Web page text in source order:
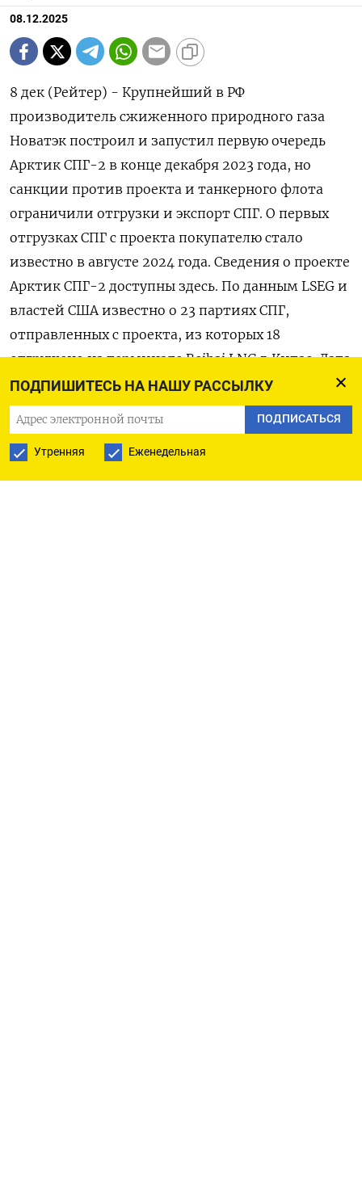
ПОДПИШИТЕСЬ НА НАШУ РАССЫЛКУ
ПОДПИСАТЬСЯ
Утренняя Еженедельная
08.12.2025
8 дек (Рейтер) - Крупнейший в РФ
производитель сжиженного природного газа
Новатэк построил и запустил первую очередь
Арктик СПГ-2 в конце декабря 2023 года, но
санкции против проекта и танкерного флота
ограничили отгрузки и экспорт СПГ. О первых
отгрузках СПГ с проекта покупателю стало
известно в августе 2024 года. Сведения о проекте
Арктик СПГ-2 доступны здесь. По данным LSEG и
властей США известно о 23 партиях СПГ,
отправленных с проекта, из которых 18
отгружено на терминале Beihai LNG в Китае. Дата
загрузки Танкер Детали 1 1 авг 24г Sputnik Energy
(прежнее партия СПГ перегружена недалеко от
Суэцкого канала название Pioneer, 9256602) по
схеме борт-в-борт на газовоз New Energy,
который 25 сентября 24г мог разгрузиться на